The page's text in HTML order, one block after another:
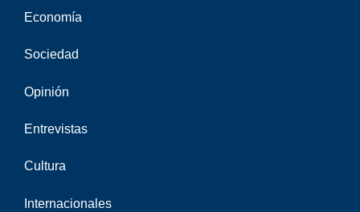
Economía
Sociedad
Opinión
Entrevistas
Cultura
Internacionales